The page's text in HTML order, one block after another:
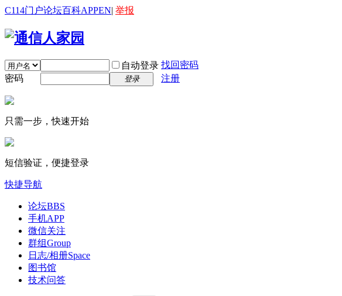
C114门户论坛百科APPEN| 举报
自动登录 找回密码
密码
登录 注册
只需一步，快速开始
短信验证，便捷登录
快捷导航
论坛BBS
手机APP
微信关注
群组Group
日志/相册Space
图书馆
技术问答